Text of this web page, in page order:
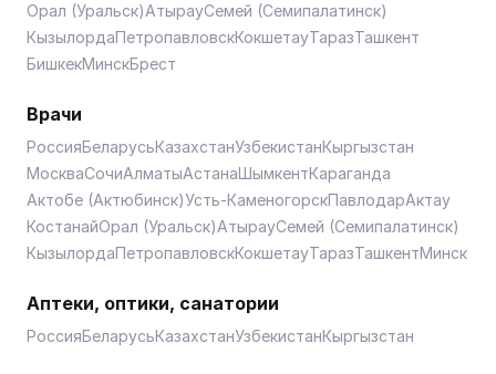
Орал (Уральск)АтырауСемей (Семипалатинск)
КызылордаПетропавловскКокшетауТаразТашкент
БишкекМинскБрест
Врачи
РоссияБеларусьКазахстанУзбекистанКыргызстан
МоскваСочиАлматыАстанаШымкентКараганда
Актобе (Актюбинск)Усть-КаменогорскПавлодарАктау
КостанайОрал (Уральск)АтырауСемей (Семипалатинск)
КызылордаПетропавловскКокшетауТаразТашкентМинск
Аптеки, оптики, санатории
РоссияБеларусьКазахстанУзбекистанКыргызстан